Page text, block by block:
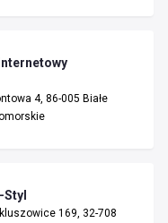
4, 86-005 Białe
Styl
169, 32-708